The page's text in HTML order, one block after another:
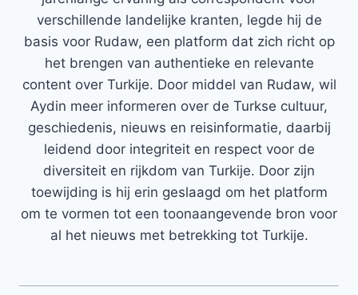
verschillende landelijke kranten, legde hij de
basis voor Rudaw, een platform dat zich richt op
het brengen van authentieke en relevante
content over Turkije. Door middel van Rudaw, wil
Aydin meer informeren over de Turkse cultuur,
geschiedenis, nieuws en reisinformatie, daarbij
leidend door integriteit en respect voor de
diversiteit en rijkdom van Turkije. Door zijn
toewijding is hij erin geslaagd om het platform
om te vormen tot een toonaangevende bron voor
al het nieuws met betrekking tot Turkije.